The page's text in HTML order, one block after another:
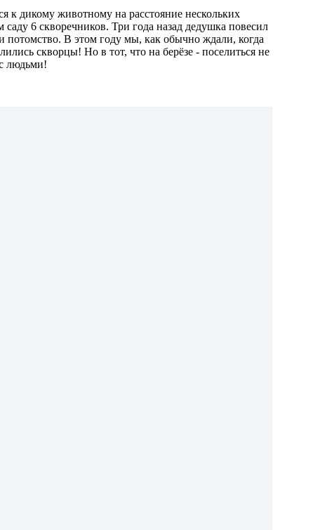
к дикому животному на расстояние нескольких
6 скворечников. Три года назад дедушка повесил
потомство. В этом году мы, как обычно ждали, когда
скворцы! Но в тот, что на берёзе - поселиться не
людьми!